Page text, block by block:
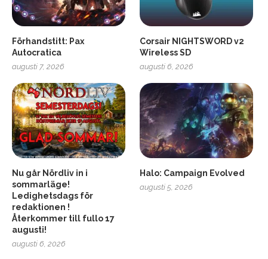
Förhandstitt: Pax
Autocratica
augusti 7, 2026
Corsair NIGHTSWORD v2
Wireless SD
augusti 6, 2026
Nu går Nördliv in i
sommarläge!
Ledighetsdags för
redaktionen !
Återkommer till fullo 17
augusti!
augusti 6, 2026
Halo: Campaign Evolved
augusti 5, 2026
Soundcore Liberty 5 Pro